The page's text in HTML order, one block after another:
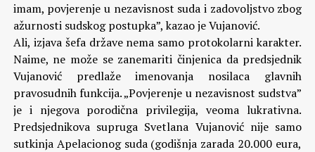
imam, povjerenje u nezavisnost suda i zadovoljstvo zbog
ažurnosti sudskog postupka”, kazao je Vujanović.
Ali, izjava šefa države nema samo protokolarni karakter.
Naime, ne može se zanemariti činjenica da predsjednik
Vujanović predlaže imenovanja nosilaca glavnih
pravosudnih funkcija. „Povjerenje u nezavisnost sudstva”
je i njegova porodična privilegija, veoma lukrativna.
Predsjednikova supruga Svetlana Vujanović nije samo
sutkinja Apelacionog suda (godišnja zarada 20.000 eura,